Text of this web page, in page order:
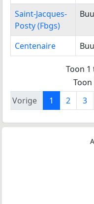
Saint-Jacques-
Posty (Fbgs)
Centenaire
Toon 1
Toon
Vorige
1 2 3